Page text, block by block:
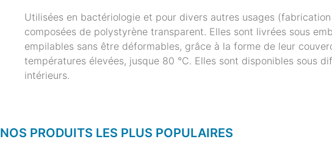
Utilisées en bactériologie et pour divers autres usages
composées de polystyrène transparent. Elles sont livrées sous
empilables sans être déformables, grâce à la forme de leur
températures élevées, jusque 80 °C. Elles sont disponibles sous
intérieurs.
NOS PRODUITS LES PLUS POPULAIRES